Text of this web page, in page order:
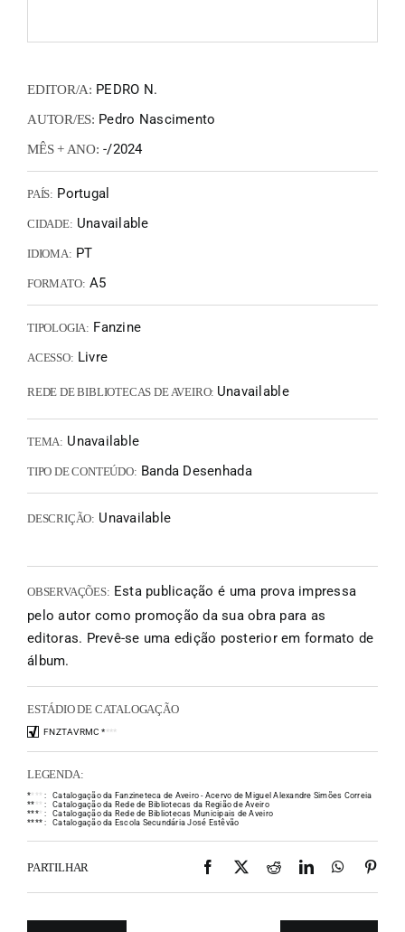
EDITOR/A: PEDRO N.
AUTOR/ES: Pedro Nascimento
MÊS + ANO: -/2024
PAÍS: Portugal
CIDADE: Unavailable
IDIOMA: PT
FORMATO: A5
TIPOLOGIA: Fanzine
ACESSO: Livre
REDE DE BIBLIOTECAS DE AVEIRO: Unavailable
TEMA: Unavailable
TIPO DE CONTEÚDO: Banda Desenhada
DESCRIÇÃO: Unavailable
OBSERVAÇÕES: Esta publicação é uma prova impressa
pelo autor como promoção da sua obra para as
editoras. Prevê-se uma edição posterior em formato de
álbum.
ESTÁDIO DE CATALOGAÇÃO
FNZTAVRMC ****
LEGENDA:
** * * :
Catalogação da Fanzineteca de Aveiro - Acervo de Miguel Alexandre Simões Correia
** * * :
Catalogação da Rede de Bibliotecas da Região de Aveiro
**** :
Catalogação da Rede de Bibliotecas Municipais de Aveiro
**** : Catalogação da Escola Secundária José Estêvão
PARTILHAR Facebook
X RedditLinkedIn